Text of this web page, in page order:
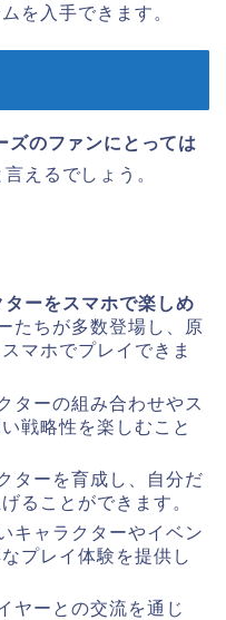
を入手できます。
ズのファンにとっては
言えるでしょう。
ーをスマホで楽しめ
たちが多数登場し、原
マホでプレイできま
ターの組み合わせやス
戦略性を楽しむこと
ターを育成し、自分だ
ることができます。
キャラクターやイベン
プレイ体験を提供し
ヤーとの交流を通じ